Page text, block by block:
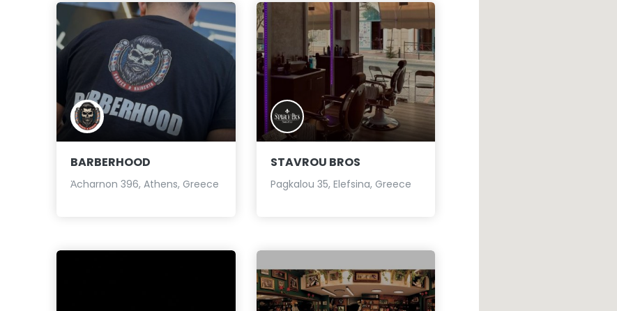
BARBERHOOD
Ἀcharnon 396, Athens, Greece
STAVROU BROS
Pagkalou 35, Elefsina, Greece